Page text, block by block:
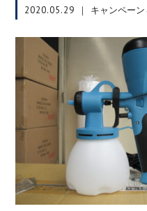
2020.05.29 キャンペー